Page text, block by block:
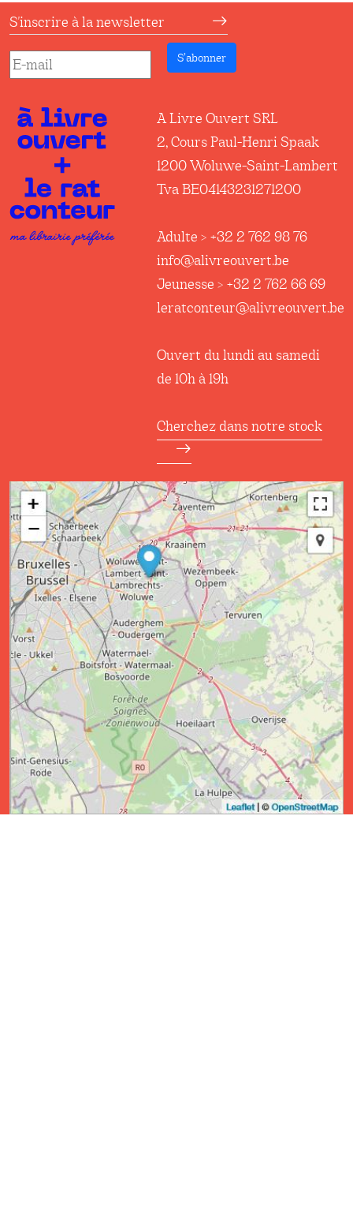
S'inscrire à la newsletter
S’abonner
A Livre Ouvert SRL
2, Cours Paul-Henri Spaak
1200 Woluwe-Saint-Lambert
Tva BE04143231271200
Adulte > +32 2 762 98 76
info@alivreouvert.be
Jeunesse > +32 2 762 66 69
leratconteur@alivreouvert.be
Ouvert du lundi au samedi
de 10h à 19h
Cherchez dans notre stock